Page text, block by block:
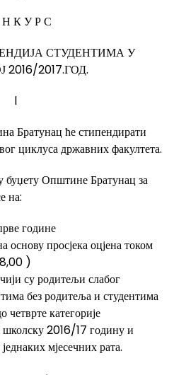
К У Р С
СТУДЕНТИМА У
2017.ГОД.
l
Братунац ће стипендирати
циклуса државних факултета.
буџету Општине Братунац за
на:
године
основу просјека оцјена током
8,00 )
су родитељи слабог
без родитеља и студентима
четврте категорије
школску 2016/17 годину и
мјесечних рата.